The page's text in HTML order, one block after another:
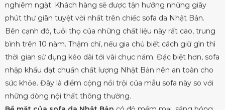
nghiêm ngặt. Khách hàng sẽ được tận hưởng những giây
phút thư giãn tuyệt vời nhất trên chiếc sofa da Nhật Bản.
Bên cạnh đó, tuổi thọ của những chất liệu này rất cao, trung
bình trên 10 năm. Thậm chí, nếu gia chủ biết cách giữ gìn thì
thời gian sử dụng kéo dài tới vài chục năm. Đặc biệt hơn, sofa
nhập khẩu đạt chuẩn chất lượng Nhật Bản nên an toàn cho
sức khỏe. Đây là điểm cộng nổi trội của mẫu sofa này so với
những dòng nội thất thông thường.